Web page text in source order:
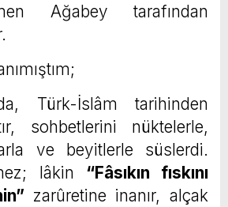
Ağabey tarafından
Türk-İslâm tarihinden
sohbetlerini nüktelerle,
ve beyitlerle süslerdi.
lâkin “Fâsıkın fıskını
zarûretine inanır, alçak